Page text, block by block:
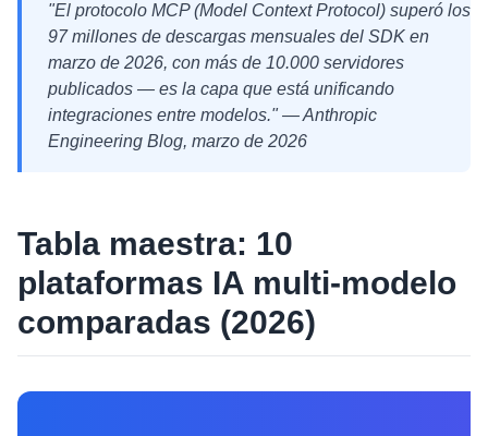
"El protocolo MCP (Model Context Protocol) superó los
97 millones de descargas mensuales del SDK en
marzo de 2026, con más de 10.000 servidores
publicados — es la capa que está unificando
integraciones entre modelos." — Anthropic
Engineering Blog, marzo de 2026
Tabla maestra: 10
plataformas IA multi-modelo
comparadas (2026)